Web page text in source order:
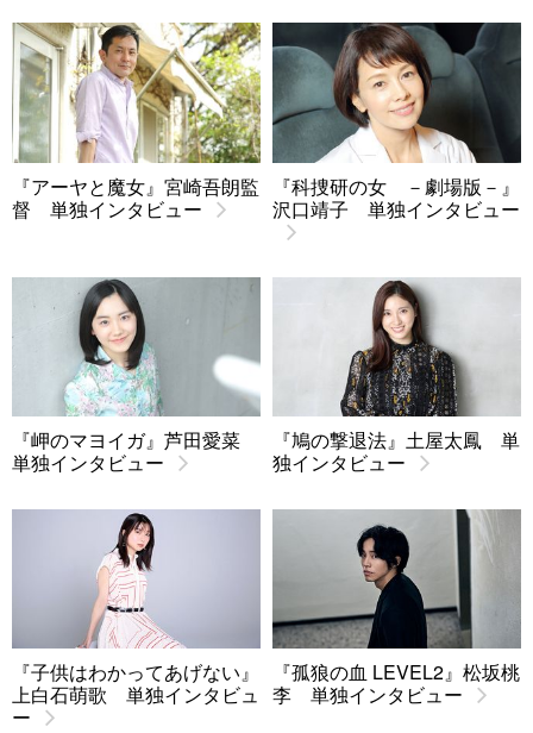
『アーヤと魔女』宮崎吾朗監
督 単独インタビュー
『科捜研の女 －劇場版－』
沢口靖子 単独インタビュー
『岬のマヨイガ』芦田愛菜
単独インタビュー
『鳩の撃退法』土屋太鳳 単
独インタビュー
『子供はわかってあげない』
上白石萌歌 単独インタビュ
ー
『孤狼の血 LEVEL2』松坂桃
李 単独インタビュー